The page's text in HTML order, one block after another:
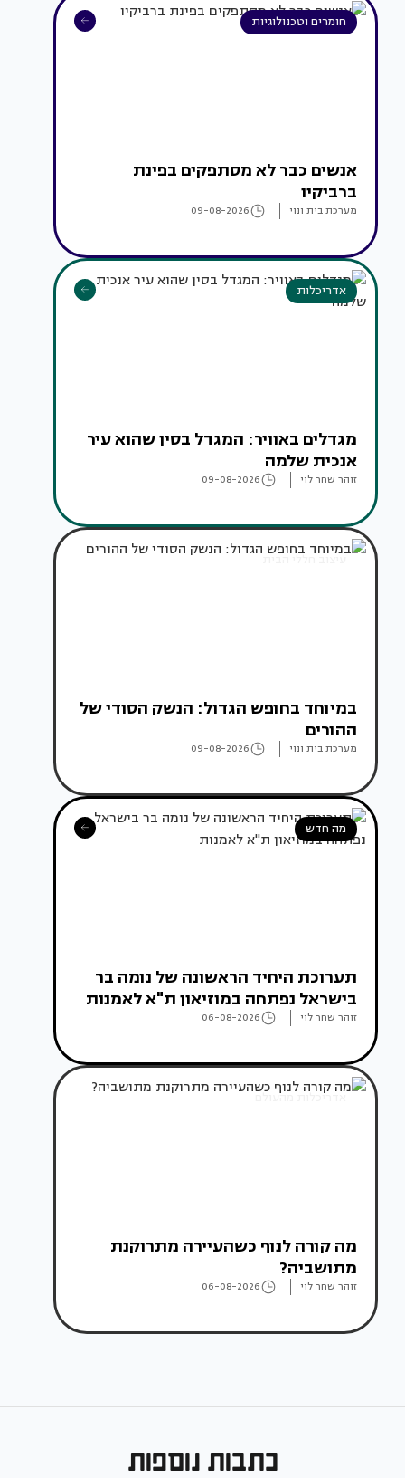
חומרים וטכנולוגיות
אנשים כבר לא מסתפקים בפינת
ברביקיו
מערכת בית ונוי 09-08-2026
אדריכלות
מגדלים באוויר: המגדל בסין שהוא עיר
אנכית שלמה
זוהר שחר לוי 09-08-2026
במיוחד בחופש הגדול: הנשק הסודי של
ההורים
מערכת בית ונוי 09-08-2026
מה חדש
תערוכת היחיד הראשונה של נומה בר
בישראל נפתחה במוזיאון ת"א לאמנות
זוהר שחר לוי 06-08-2026
אדריכלות מהעולם
מה קורה לנוף כשהעיירה מתרוקנת
מתושביה?
זוהר שחר לוי 06-08-2026
כתבות נוספות